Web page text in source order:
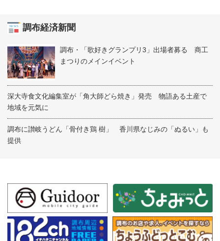
調布経済新聞
調布・「歌好きグランプリ3」出場者募る 商工
まつりのメインイベント
深大寺食文化編集室が「角大師どら焼き」発売 物語ある土産で
地域を元気に
調布に讃岐うどん「骨付き鶏 樹」 香川県なじみの「ぬるい」も
提供